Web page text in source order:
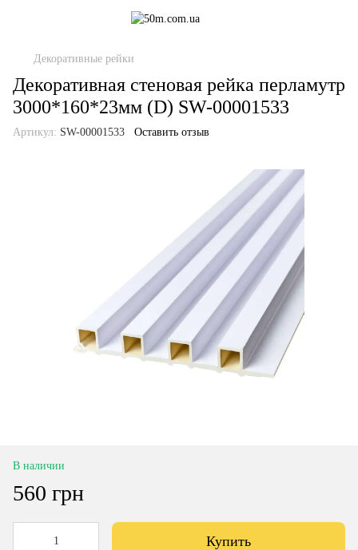
Декоративные рейки
Декоративная стеновая рейка перламутр
3000*160*23мм (D) SW-00001533
Артикул: SW-00001533 Оставить отзыв
В наличии
560 грн
Купить